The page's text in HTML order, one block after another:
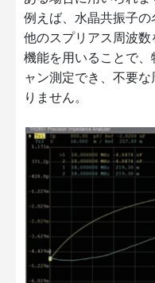
例えば、水晶共振子
他のスプリアス周波
機能を用いることで
ャン測定でき、不要
りません。